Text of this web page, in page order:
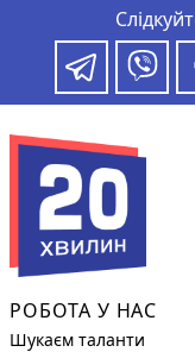
РОБОТА У НАС
Шукаєм таланти